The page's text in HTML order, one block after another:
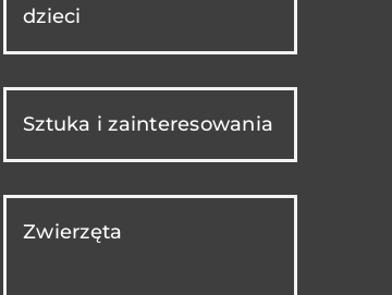
dzieci
Sztuka i zainteresowania
Zwierzęta